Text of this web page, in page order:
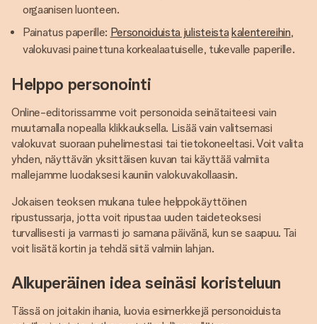
orgaanisen luonteen.
Painatus paperille: Personoiduista julisteista kalentereihin,
valokuvasi painettuna korkealaatuiselle, tukevalle paperille.
Helppo personointi
Online-editorissamme voit personoida seinätaiteesi vain
muutamalla nopealla klikkauksella. Lisää vain valitsemasi
valokuvat suoraan puhelimestasi tai tietokoneeltasi. Voit valita
yhden, näyttävän yksittäisen kuvan tai käyttää valmiita
mallejamme luodaksesi kauniin valokuvakollaasin.
Jokaisen teoksen mukana tulee helppokäyttöinen
ripustussarja, jotta voit ripustaa uuden taideteoksesi
turvallisesti ja varmasti jo samana päivänä, kun se saapuu. Tai
voit lisätä kortin ja tehdä siitä valmiin lahjan.
Alkuperäinen idea seinäsi koristeluun
Tässä on joitakin ihania, luovia esimerkkejä personoiduista